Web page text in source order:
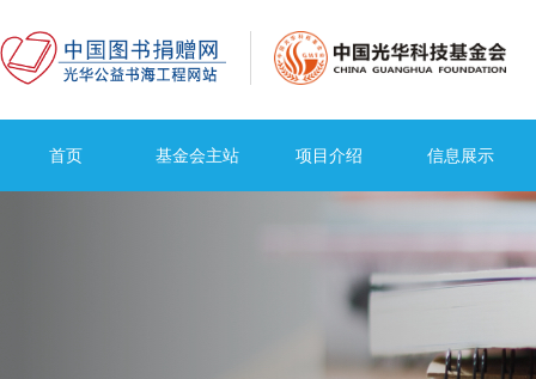
首页 基金会主站 项目介绍 信息展示